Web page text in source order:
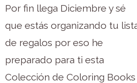
Por fin llega Diciembre y sé
que estás organizando tu
de regalos por eso he
preparado para ti esta
Colección de Coloring Books